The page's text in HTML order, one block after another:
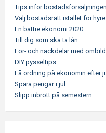
Tips inför bostadsförsäljningen
Välj bostadsrätt istället för
En bättre ekonomi 2020
Till dig som ska ta lån
För- och nackdelar med
DIY pysseltips
Få ordning på ekonomin efter
Spara pengar i jul
Slipp inbrott på semestern